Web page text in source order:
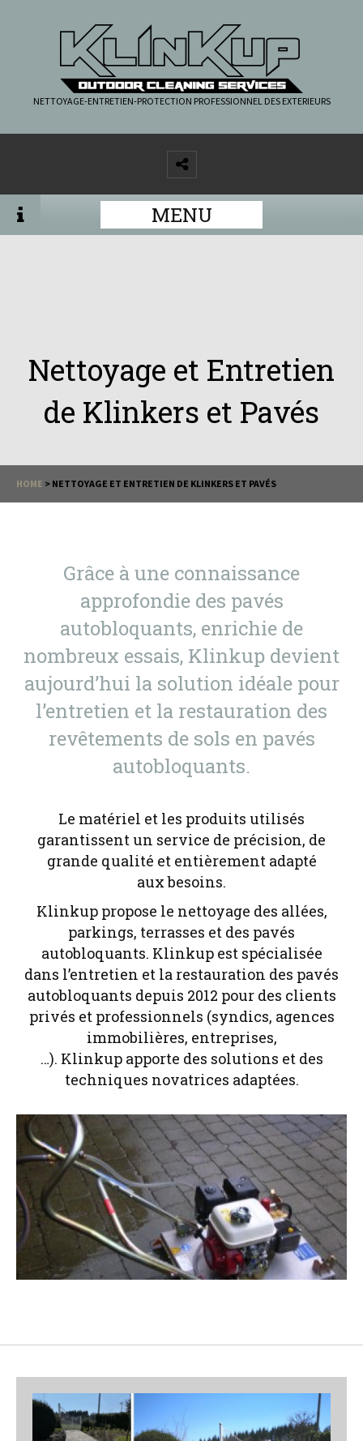
NETTOYAGE-ENTRETIEN-PROTECTION PROFESSIONNEL DES EXTERIEURS
MENU
Nettoyage et Entretien
de Klinkers et Pavés
HOME > NETTOYAGE ET ENTRETIEN DE KLINKERS ET PAVÉS
Grâce à une connaissance
approfondie des pavés
autobloquants, enrichie de
nombreux essais, Klinkup devient
aujourd’hui la solution idéale pour
l’entretien et la restauration des
revêtements de sols en pavés
autobloquants.
Le matériel et les produits utilisés
garantissent un service de précision, de
grande qualité et entièrement adapté
aux besoins.
Klinkup propose le nettoyage des allées,
parkings, terrasses et des pavés
autobloquants. Klinkup est spécialisée
dans l’entretien et la restauration des pavés
autobloquants depuis 2012 pour des clients
privés et professionnels (syndics, agences
immobilières, entreprises,
…). Klinkup apporte des solutions et des
techniques novatrices adaptées.